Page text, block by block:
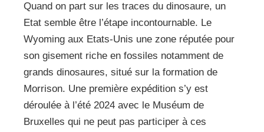
Quand on part sur les traces du dinosaure, un
Etat semble être l’étape incontournable. Le
Wyoming aux Etats-Unis une zone réputée pour
son gisement riche en fossiles notamment de
grands dinosaures, situé sur la formation de
Morrison. Une première expédition s’y est
déroulée à l’été 2024 avec le Muséum de
Bruxelles qui ne peut pas participer à ces